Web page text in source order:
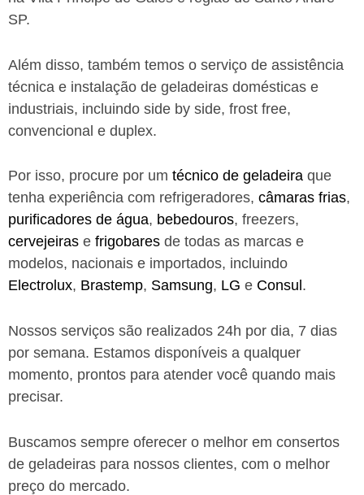
SP.
Além disso, também temos o serviço de assistência
técnica e instalação de geladeiras domésticas e
industriais, incluindo side by side, frost free,
convencional e duplex.
Por isso, procure por um técnico de geladeira que
tenha experiência com refrigeradores, câmaras frias,
purificadores de água, bebedouros, freezers,
cervejeiras e frigobares de todas as marcas e
modelos, nacionais e importados, incluindo
Electrolux, Brastemp, Samsung, LG e Consul .
Nossos serviços são realizados 24h por dia, 7 dias
por semana. Estamos disponíveis a qualquer
momento, prontos para atender você quando mais
precisar.
Buscamos sempre oferecer o melhor em consertos
de geladeiras para nossos clientes, com o melhor
preço do mercado.